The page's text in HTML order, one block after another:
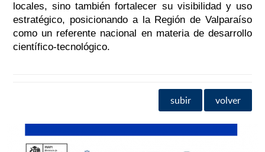
locales, sino también fortalecer su visibilidad y uso
estratégico, posicionando a la Región de Valparaíso
como un referente nacional en materia de desarrollo
científico-tecnológico.
subir volver